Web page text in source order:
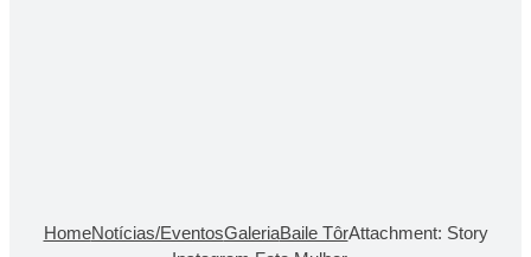
HomeNotícias/EventosGaleriaBaile TôrAttachment: Story